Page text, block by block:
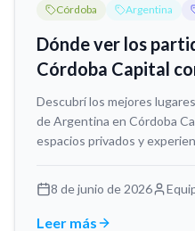
Córdoba Argentina
Dónde ver los
Córdoba Capital
Descubrí los mejores
de Argentina en Córdoba
espacios privados y
8 de junio de 2026
Leer más